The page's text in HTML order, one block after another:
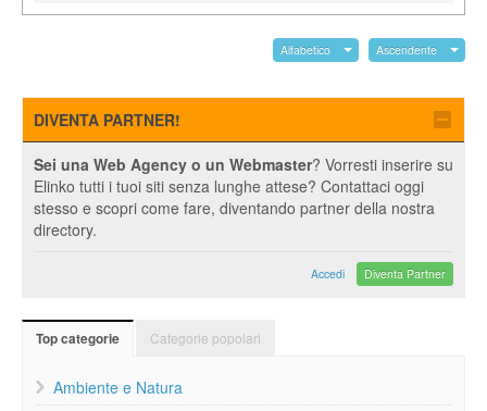
Alfabetico Ascendente
DIVENTA PARTNER!
Sei una Web Agency o un Webmaster? Vorresti inserire su
Elinko tutti i tuoi siti senza lunghe attese? Contattaci oggi
stesso e scopri come fare, diventando partner della nostra
directory.
Accedi Diventa Partner
Top categorie Categorie popolari
Ambiente e Natura